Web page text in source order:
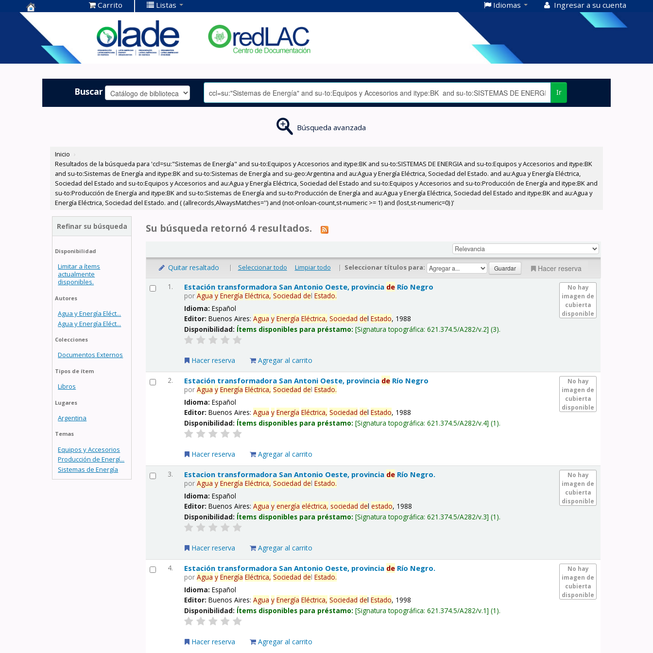
Centro de
Documentación
OLADE -
Carrito Listas Idiomas Ingresar a su cuenta
Buscar Ir
Búsqueda avanzada
Inicio ›
Resultados de la búsqueda para 'ccl=su:"Sistemas de Energía" and su-to:Equipos y Accesorios and itype:BK and su-to:SISTEMAS DE ENERGIA and su-to:Equipos y Accesorios and itype:BK
and su-to:Sistemas de Energía and itype:BK and su-to:Sistemas de Energía and su-geo:Argentina and au:Agua y Energía Eléctrica, Sociedad del Estado. and au:Agua y Energía Eléctrica,
Sociedad del Estado and su-to:Equipos y Accesorios and au:Agua y Energía Eléctrica, Sociedad del Estado and su-to:Equipos y Accesorios and su-to:Producción de Energía and itype:BK and
su-to:Producción de Energía and itype:BK and su-to:Sistemas de Energía and su-to:Producción de Energía and au:Agua y Energía Eléctrica, Sociedad del Estado and itype:BK and au:Agua y
Energía Eléctrica, Sociedad del Estado. and ( (allrecords,AlwaysMatches='') and (not-onloan-count,st-numeric >= 1) and (lost,st-numeric=0) )'
Refinar su búsqueda
Disponibilidad
Limitar a ítems
actualmente
disponibles.
Autores
Agua y Energía Eléct...
Agua y Energía Eléct...
Colecciones
Documentos Externos
Tipos de ítem
Libros
Lugares
Argentina
Temas
Equipos y Accesorios
Producción de Energí...
Sistemas de Energía
Su búsqueda retornó 4 resultados.
Quitar resaltado | Seleccionar todo Limpiar todo | Seleccionar títulos para: Hacer reserva
1.
No hay
imagen de
cubierta
disponible
Estación transformadora San Antonio Oeste, provincia de Río Negro
porAgua y Energía Eléctrica, Sociedad delEstado.
Idioma:Español
Editor:Buenos Aires:Agua y Energía Eléctrica, Sociedad delEstado, 1988
Disponibilidad: Ítems disponibles para préstamo: Signatura topográfica:621.374.5/A282/v.2 (3).
Hacer reserva Agregar al carrito
2.
No hay
imagen de
cubierta
disponible
Estación transformadora San Antoni Oeste, provincia de Río Negro
porAgua y Energía Eléctrica, Sociedad delEstado.
Idioma:Español
Editor:Buenos Aires:Agua y Energía Eléctrica, Sociedad delEstado, 1988
Disponibilidad: Ítems disponibles para préstamo: Signatura topográfica:621.374.5/A282/v.4 (1).
Hacer reserva Agregar al carrito
3.
No hay
imagen de
cubierta
disponible
Estacion transformadora San Antonio Oeste, provincia de Río Negro.
porAgua y Energía Eléctrica, Sociedad delEstado.
Idioma:Español
Editor:Buenos Aires:Agua y energía eléctrica, sociedad delestado, 1988
Disponibilidad: Ítems disponibles para préstamo: Signatura topográfica:621.374.5/A282/v.3 (1).
Hacer reserva Agregar al carrito
4.
No hay
imagen de
cubierta
disponible
Estación transformadora San Antonio Oeste, provincia de Río Negro.
porAgua y Energía Eléctrica, Sociedad delEstado.
Idioma:Español
Editor:Buenos Aires:Agua y Energía Eléctrica, Sociedad delEstado, 1998
Disponibilidad: Ítems disponibles para préstamo: Signatura topográfica:621.374.5/A282/v.1 (1).
Hacer reserva Agregar al carrito